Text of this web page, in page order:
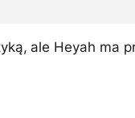
ale Heyah ma